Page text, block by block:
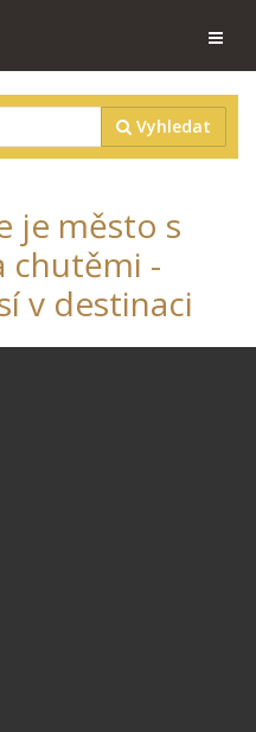
Vyhledat
je město s
chutěmi -
v destinaci